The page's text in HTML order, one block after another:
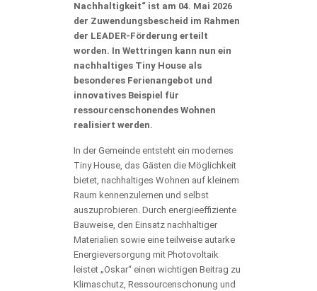
Nachhaltigkeit“ ist am 04. Mai 2026
der Zuwendungsbescheid im Rahmen
der LEADER-Förderung erteilt
worden. In Wettringen kann nun ein
nachhaltiges Tiny House als
besonderes Ferienangebot und
innovatives Beispiel für
ressourcenschonendes Wohnen
realisiert werden.
In der Gemeinde entsteht ein modernes
Tiny House, das Gästen die Möglichkeit
bietet, nachhaltiges Wohnen auf kleinem
Raum kennenzulernen und selbst
auszuprobieren. Durch energieeffiziente
Bauweise, den Einsatz nachhaltiger
Materialien sowie eine teilweise autarke
Energieversorgung mit Photovoltaik
leistet „Oskar“ einen wichtigen Beitrag zu
Klimaschutz, Ressourcenschonung und